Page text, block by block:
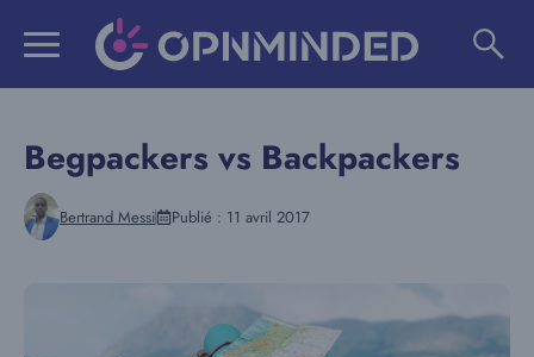
Begpackers vs Backpackers
Bertrand Messi Publié : 11 avril 2017